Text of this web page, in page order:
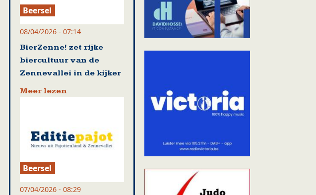
Beersel
08/04/2026 - 07:14
BierZenne! zet rijke
biercultuur van de
Zennevallei in de kijker
Meer lezen
Beersel
07/04/2026 - 08:29